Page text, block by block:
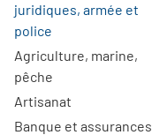
juridiques, armée et
police
Agriculture, marine,
pêche
Artisanat
Banque et assurances